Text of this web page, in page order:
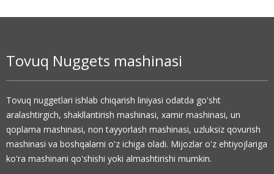
Tovuq Nuggets mashinasi
Tovuq nuggetlari ishlab chiqarish liniyasi odatda go'sht
aralashtirgich, shakllantirish mashinasi, xamir mashinasi, un
qoplama mashinasi, non tayyorlash mashinasi, uzluksiz qovurish
mashinasi va boshqalarni o'z ichiga oladi. Mijozlar o'z ehtiyojlariga
ko'ra mashinani qo'shishi yoki almashtirishi mumkin.